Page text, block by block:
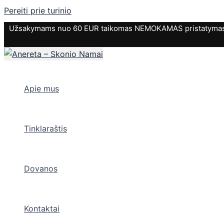
Pereiti prie turinio
Užsakymams nuo 60 EUR taikomas NEMOKAMAS
Apie mus
Tinklaraštis
Dovanos
Kontaktai